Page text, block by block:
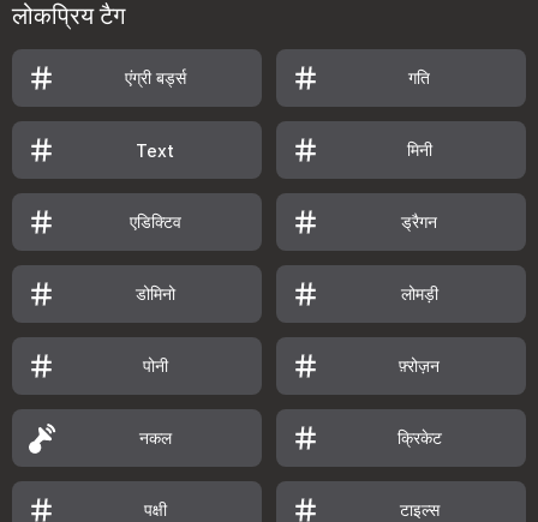
लोकप्रिय टैग
एंग्री बर्ड्स गति
Text मिनी
एडिक्टिव ड्रैगन
डोमिनो लोमड़ी
पोनी फ़्रोज़न
नकल क्रिकेट
पक्षी टाइल्स